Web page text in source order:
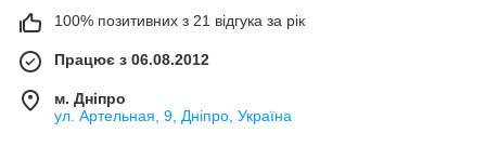
100% позитивних з 21 відгука за рік
Працює з 06.08.2012
м. Дніпро
ул. Артельная, 9, Дніпро, Україна